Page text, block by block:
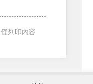
僅列印內容